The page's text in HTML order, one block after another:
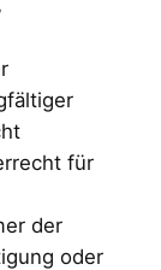
für
der
oder